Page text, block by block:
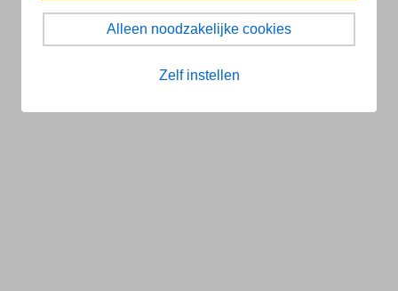
Alleen noodzakelijke cookies
Zelf instellen